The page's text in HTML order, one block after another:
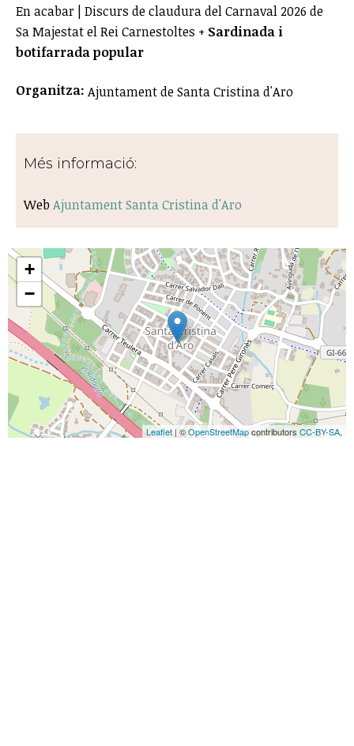
En acabar | Discurs de claudura del Carnaval 2026 de
Sa Majestat el Rei Carnestoltes + Sardinada i
botifarrada popular
Organitza: Ajuntament de Santa Cristina d'Aro
Més informació:
Web Ajuntament Santa Cristina d'Aro
+
−
Leaflet| ©OpenStreetMapcontributors CC-BY-SA,